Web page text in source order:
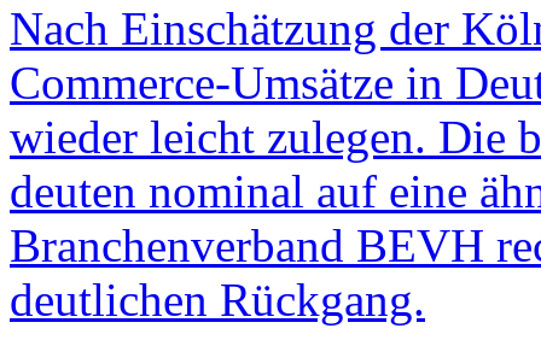
Nach Einschätzung der
Commerce-Umsätze in
wieder leicht zulegen. Die
deuten nominal auf eine
Branchenverband BEVH
deutlichen Rückgang.